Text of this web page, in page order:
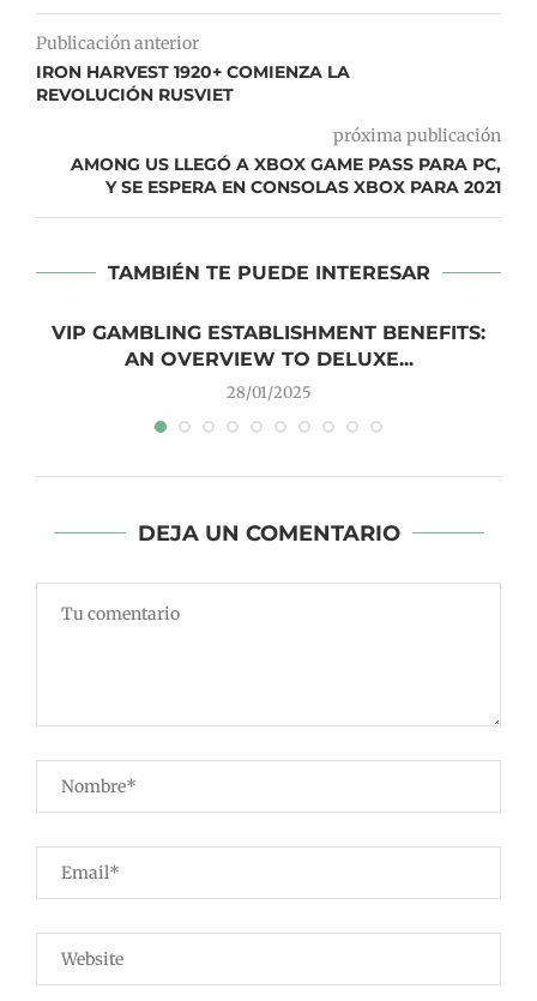
Publicación anterior
IRON HARVEST 1920+ COMIENZA LA
REVOLUCIÓN RUSVIET
próxima publicación
AMONG US LLEGÓ A XBOX GAME PASS PARA PC,
Y SE ESPERA EN CONSOLAS XBOX PARA 2021
TAMBIÉN TE PUEDE INTERESAR
VIP GAMBLING ESTABLISHMENT BENEFITS:
AN OVERVIEW TO DELUXE...
28/01/2025
DEJA UN COMENTARIO